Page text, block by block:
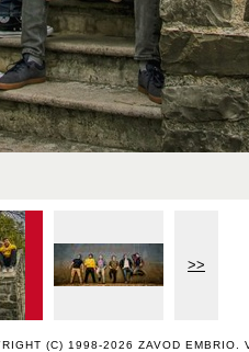
>>
(C) 1998-2026 ZAVOD EMBRIO .